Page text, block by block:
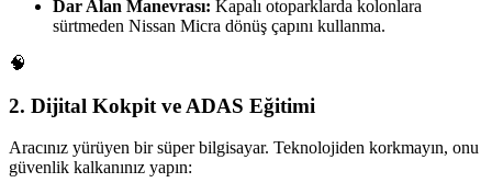
Dar Alan Manevrası: Kapalı otoparklarda kolonlara
sürtmeden Nissan Micra dönüş çapını kullanma.
🧠
2. Dijital Kokpit ve ADAS Eğitimi
Aracınız yürüyen bir süper bilgisayar. Teknolojiden korkmayın, onu
güvenlik kalkanınız yapın: